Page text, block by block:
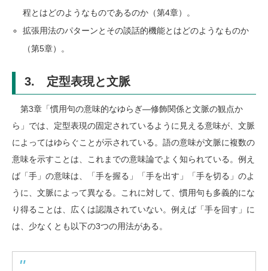
程とはどのようなものであるのか（第4章）。
拡張用法のパターンとその談話的機能とはどのようなものか
（第5章）。
3. 定型表現と文脈
第3章「慣用句の意味的なゆらぎ―修飾関係と文脈の観点か
ら」では、定型表現の固定されているように見える意味が、文脈
によってはゆらぐことが示されている。語の意味が文脈に複数の
意味を示すことは、これまでの意味論でよく知られている。例え
ば「手」の意味は、「手を握る」「手を出す」「手を切る」のよ
うに、文脈によって異なる。これに対して、慣用句も多義的にな
り得ることは、広くは認識されていない。例えば「手を回す」に
は、少なくとも以下の3つの用法がある。